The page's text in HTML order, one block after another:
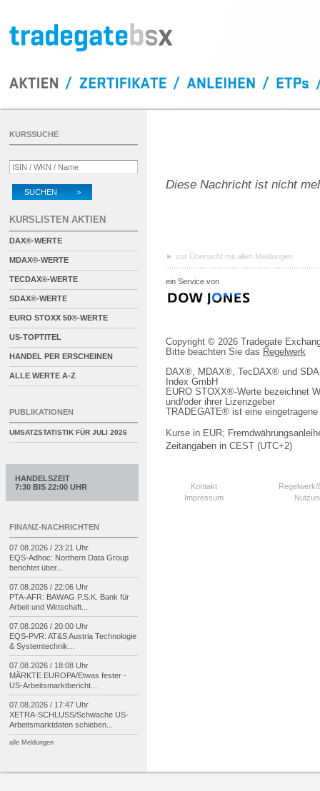
Diese Nachricht ist nicht
zur Übersicht mit allen Meldungen
ein Service von
Copyright © 2026 Tradegate
Bitte beachten Sie das Regelwerk
DAX®, MDAX®, TecDAX® und
Index GmbH
EURO STOXX®-Werte bezeichnet
und/oder ihrer Lizenzgeber
TRADEGATE® ist eine
Kurse in EUR;
Zeitangaben in CEST (UTC+2)
Kontakt
Impressum
KURSSUCHE
SUCHEN >
KURSLISTEN AKTIEN
DAX®-WERTE
MDAX®-WERTE
TECDAX®-WERTE
SDAX®-WERTE
EURO STOXX 50®-WERTE
US-TOPTITEL
HANDEL PER ERSCHEINEN
ALLE WERTE A-Z
PUBLIKATIONEN
UMSATZSTATISTIK FÜR JULI 2026
HANDELSZEIT
7:30 BIS 22:00 UHR
FINANZ-NACHRICHTEN
07.08.2026 / 23:21 Uhr
EQS-Adhoc: Northern Data Group
berichtet über...
07.08.2026 / 22:06 Uhr
PTA-AFR: BAWAG P.S.K. Bank für
Arbeit und Wirtschaft...
07.08.2026 / 20:00 Uhr
EQS-PVR: AT&S Austria Technologie
& Systemtechnik...
07.08.2026 / 18:08 Uhr
MÄRKTE EUROPA/Etwas fester -
US-Arbeitsmarktbericht...
07.08.2026 / 17:47 Uhr
XETRA-SCHLUSS/Schwache US-
Arbeitsmarktdaten schieben...
alle Meldungen